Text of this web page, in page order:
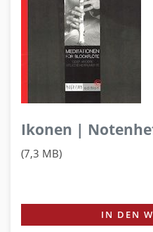
Ikonen |
(7,3 MB)
IN DEN